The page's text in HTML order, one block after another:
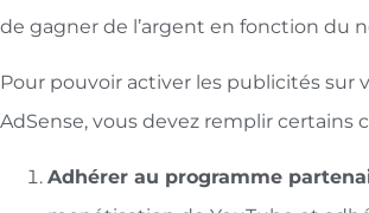
de gagner de l’argent en fonction du
Pour pouvoir activer les publicités sur
AdSense, vous devez remplir certains
Adhérer au programme